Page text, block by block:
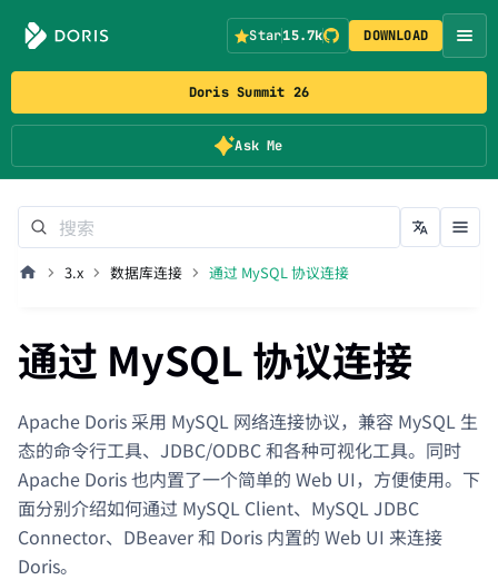
Doris Summit 26
Ask Me
Star15.7k DOWNLOAD
3.x 数据库连接 通过 MySQL 协议连接
通过 MySQL 协议连接
Apache Doris 采用 MySQL 网络连接协议，兼容 MySQL 生
态的命令行工具、JDBC/ODBC 和各种可视化工具。同时
Apache Doris 也内置了一个简单的 Web UI，方便使用。下
面分别介绍如何通过 MySQL Client、MySQL JDBC
Connector、DBeaver 和 Doris 内置的 Web UI 来连接
Doris。